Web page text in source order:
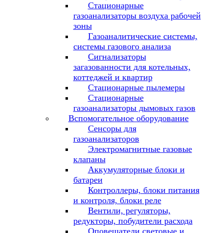
Стационарные
газоанализаторы воздуха рабочей
зоны
Газоаналитические системы,
системы газового анализа
Сигнализаторы
загазованности для котельных,
коттеджей и квартир
Стационарные пылемеры
Стационарные
газоанализаторы дымовых газов
Вспомогательное оборудование
Сенсоры для
газоанализаторов
Электромагнитные газовые
клапаны
Аккумуляторные блоки и
батареи
Контроллеры, блоки питания
и контроля, блоки реле
Вентили, регуляторы,
редукторы, побудители расхода
Оповещатели световые и